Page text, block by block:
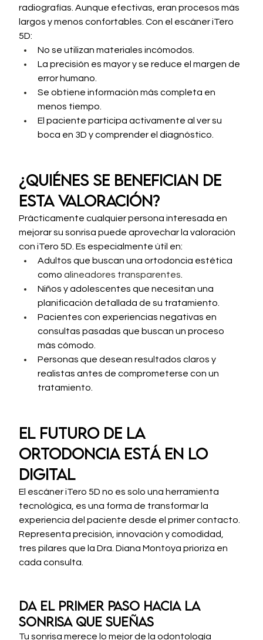
radiografías. Aunque efectivas, eran procesos más
largos y menos confortables. Con el escáner iTero
5D:
No se utilizan materiales incómodos.
La precisión es mayor y se reduce el margen de
error humano.
Se obtiene información más completa en
menos tiempo.
El paciente participa activamente al ver su
boca en 3D y comprender el diagnóstico.
¿Quiénes se benefician de
esta valoración?
Prácticamente cualquier persona interesada en
mejorar su sonrisa puede aprovechar la valoración
con iTero 5D. Es especialmente útil en:
Adultos que buscan una ortodoncia estética
como alineadores transparentes
Niños y adolescentes que necesitan una
planificación detallada de su tratamiento.
Pacientes con experiencias negativas en
consultas pasadas que buscan un proceso
más cómodo.
Personas que desean resultados claros y
realistas antes de comprometerse con un
tratamiento.
El futuro de la
ortodoncia está en lo
digital
El escáner iTero 5D no es solo una herramienta
tecnológica, es una forma de transformar la
experiencia del paciente desde el primer contacto.
Representa precisión, innovación y comodidad,
tres pilares que la Dra. Diana Montoya prioriza en
cada consulta.
Da el primer paso hacia la
sonrisa que sueñas
Tu sonrisa merece lo mejor de la odontología